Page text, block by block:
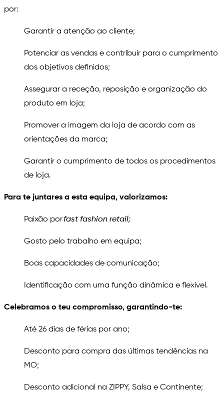
por:
Garantir a atenção ao cliente;
Potenciar as vendas e contribuir para o cumprimento
dos objetivos definidos;
Assegurar a receção, reposição e organização do
produto em loja;
Promover a imagem da loja de acordo com as
orientações da marca;
Garantir o cumprimento de todos os procedimentos
de loja.
Para te juntares a esta equipa, valorizamos:
Paixão porfast fashion retail;
Gosto pelo trabalho em equipa;
Boas capacidades de comunicação;
Identificação com uma função dinâmica e flexível.
Celebramos o teu compromisso, garantindo-te:
Até 26 dias de férias por ano;
Desconto para compra das últimas tendências na
MO;
Desconto adicional na ZIPPY, Salsa e Continente;